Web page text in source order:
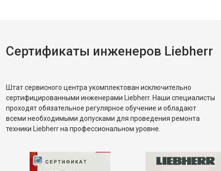
Сертификаты инженеров Liebherr
Штат сервисного центра укомплектован исключительно
сертифицированными инженерами Liebherr. Наши специалисты
проходят обязательное регулярное обучение и обладают
всеми необходимыми допусками для проведения ремонта
техники Liebherr на профессиональном уровне.